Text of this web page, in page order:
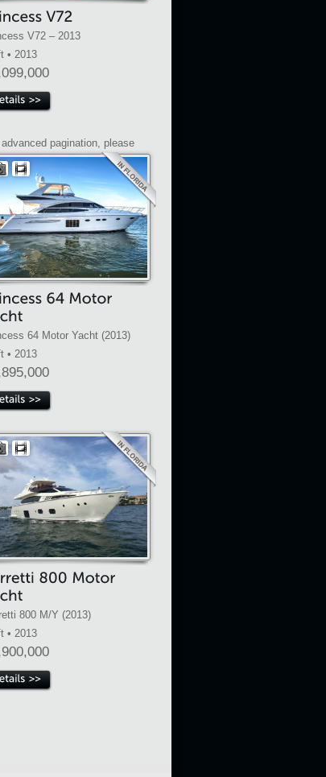
V72 – 2013
• 2013
64 Motor Yacht (2013)
• 2013
800 M/Y (2013)
• 2013
advanced pagination, please